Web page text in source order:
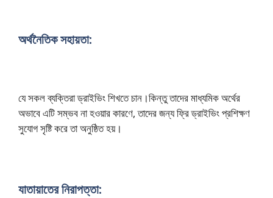
অর্থনৈতিক সহায়তা:
যে সকল ব্যক্তিরা ড্রাইভিং শিখতে চান।কিন্তু তাদের মাধ্যমিক অর্থের
অভাবে এটি সম্ভব না হওয়ার কারণে, তাদের জন্য ফ্রি ড্রাইভিং প্রশিক্ষণ
সুযোগ সৃষ্টি করে তা অনুষ্ঠিত হয়।
যাতায়াতের নিরাপত্তা: